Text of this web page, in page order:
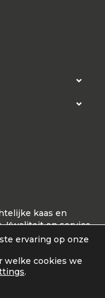
kaas en
Kwaliteit en service
verkopen
hoge
ervaring op onze
welke cookies we
.